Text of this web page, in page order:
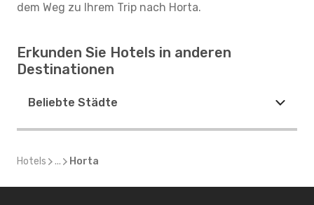
dem Weg zu Ihrem Trip nach Horta.
Erkunden Sie Hotels in anderen
Destinationen
Beliebte Städte
Hotels ... Horta